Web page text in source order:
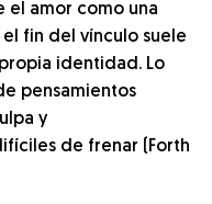
el amor como una
fin del vínculo suele
identidad. Lo
pensamientos
y
de frenar (Forth